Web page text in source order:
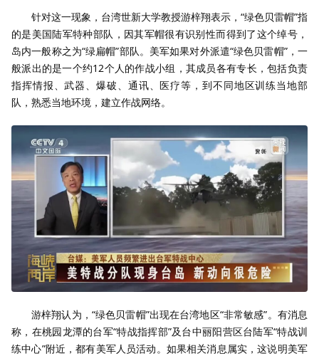
针对这一现象，台湾世新大学教授游梓翔表示，“绿色贝雷帽”指
的是美国陆军特种部队，因其军帽很有识别性而得到了这个绰号，
岛内一般称之为“绿扁帽”部队。美军如果对外派遣“绿色贝雷帽”，一
般派出的是一个约12个人的作战小组，其成员各有专长，包括负责
指挥情报、武器、爆破、通讯、医疗等，到不同地区训练当地部
队，熟悉当地环境，建立作战网络。
游梓翔认为，“绿色贝雷帽”出现在台湾地区“非常敏感”。有消息
称，在桃园龙潭的台军“特战指挥部”及台中丽阳营区台陆军“特战训
练中心”附近，都有美军人员活动。如果相关消息属实，这说明美军